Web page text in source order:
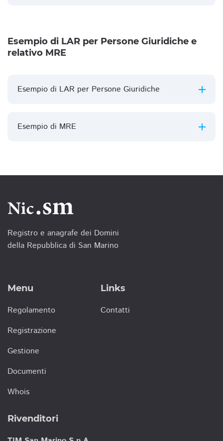
Esempio di LAR per Persone Giuridiche e
relativo MRE
Esempio di LAR per Persone Giuridiche
Esempio di MRE
Registro e anagrafe dei Domini
della Repubblica di San Marino
Menu
Regolamento
Registrazione
Gestione
Documenti
Whois
Links
Contatti
Rivenditori